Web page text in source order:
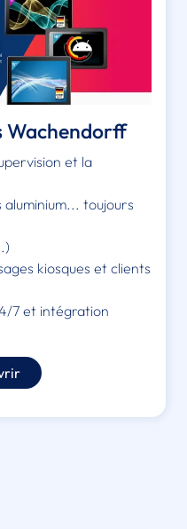
Wachendorff
et la
aluminium... toujours
kiosques et clients
7 et intégration